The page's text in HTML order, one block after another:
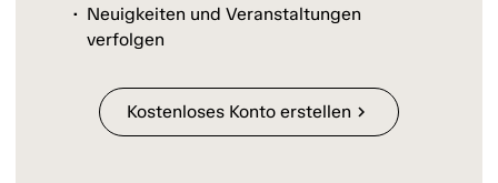
Neuigkeiten und Veranstaltungen
verfolgen
Kostenloses Konto erstellen chevron_right